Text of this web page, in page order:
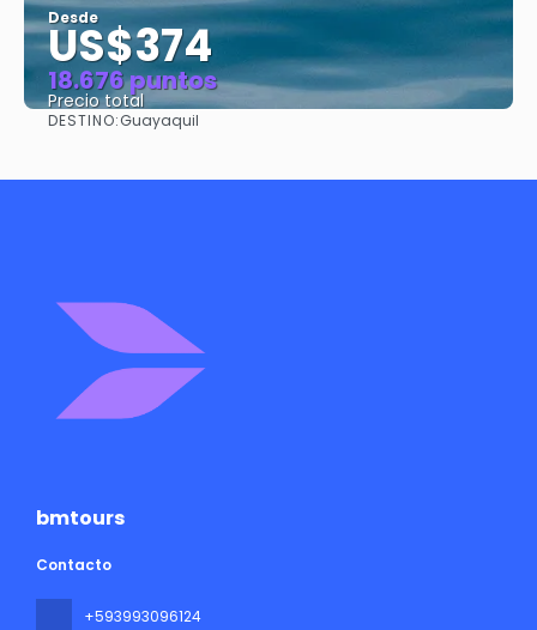
Desde
US$374
18.676 puntos
Precio total
DESTINO:Guayaquil
bmtours
Contacto
+593993096124